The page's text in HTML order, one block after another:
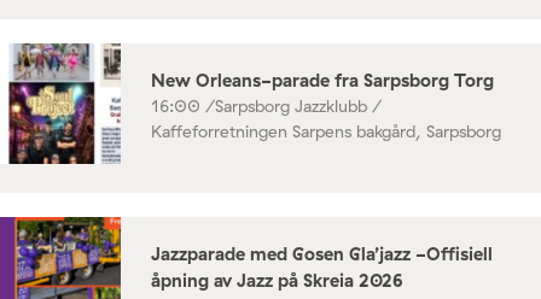
New Orleans-parade fra Sarpsborg Torg
16:00 /Sarpsborg Jazzklubb /
Kaffeforretningen Sarpens bakgård, Sarpsborg
Jazzparade med Gosen Gla’jazz -Offisiell
åpning av Jazz på Skreia 2026